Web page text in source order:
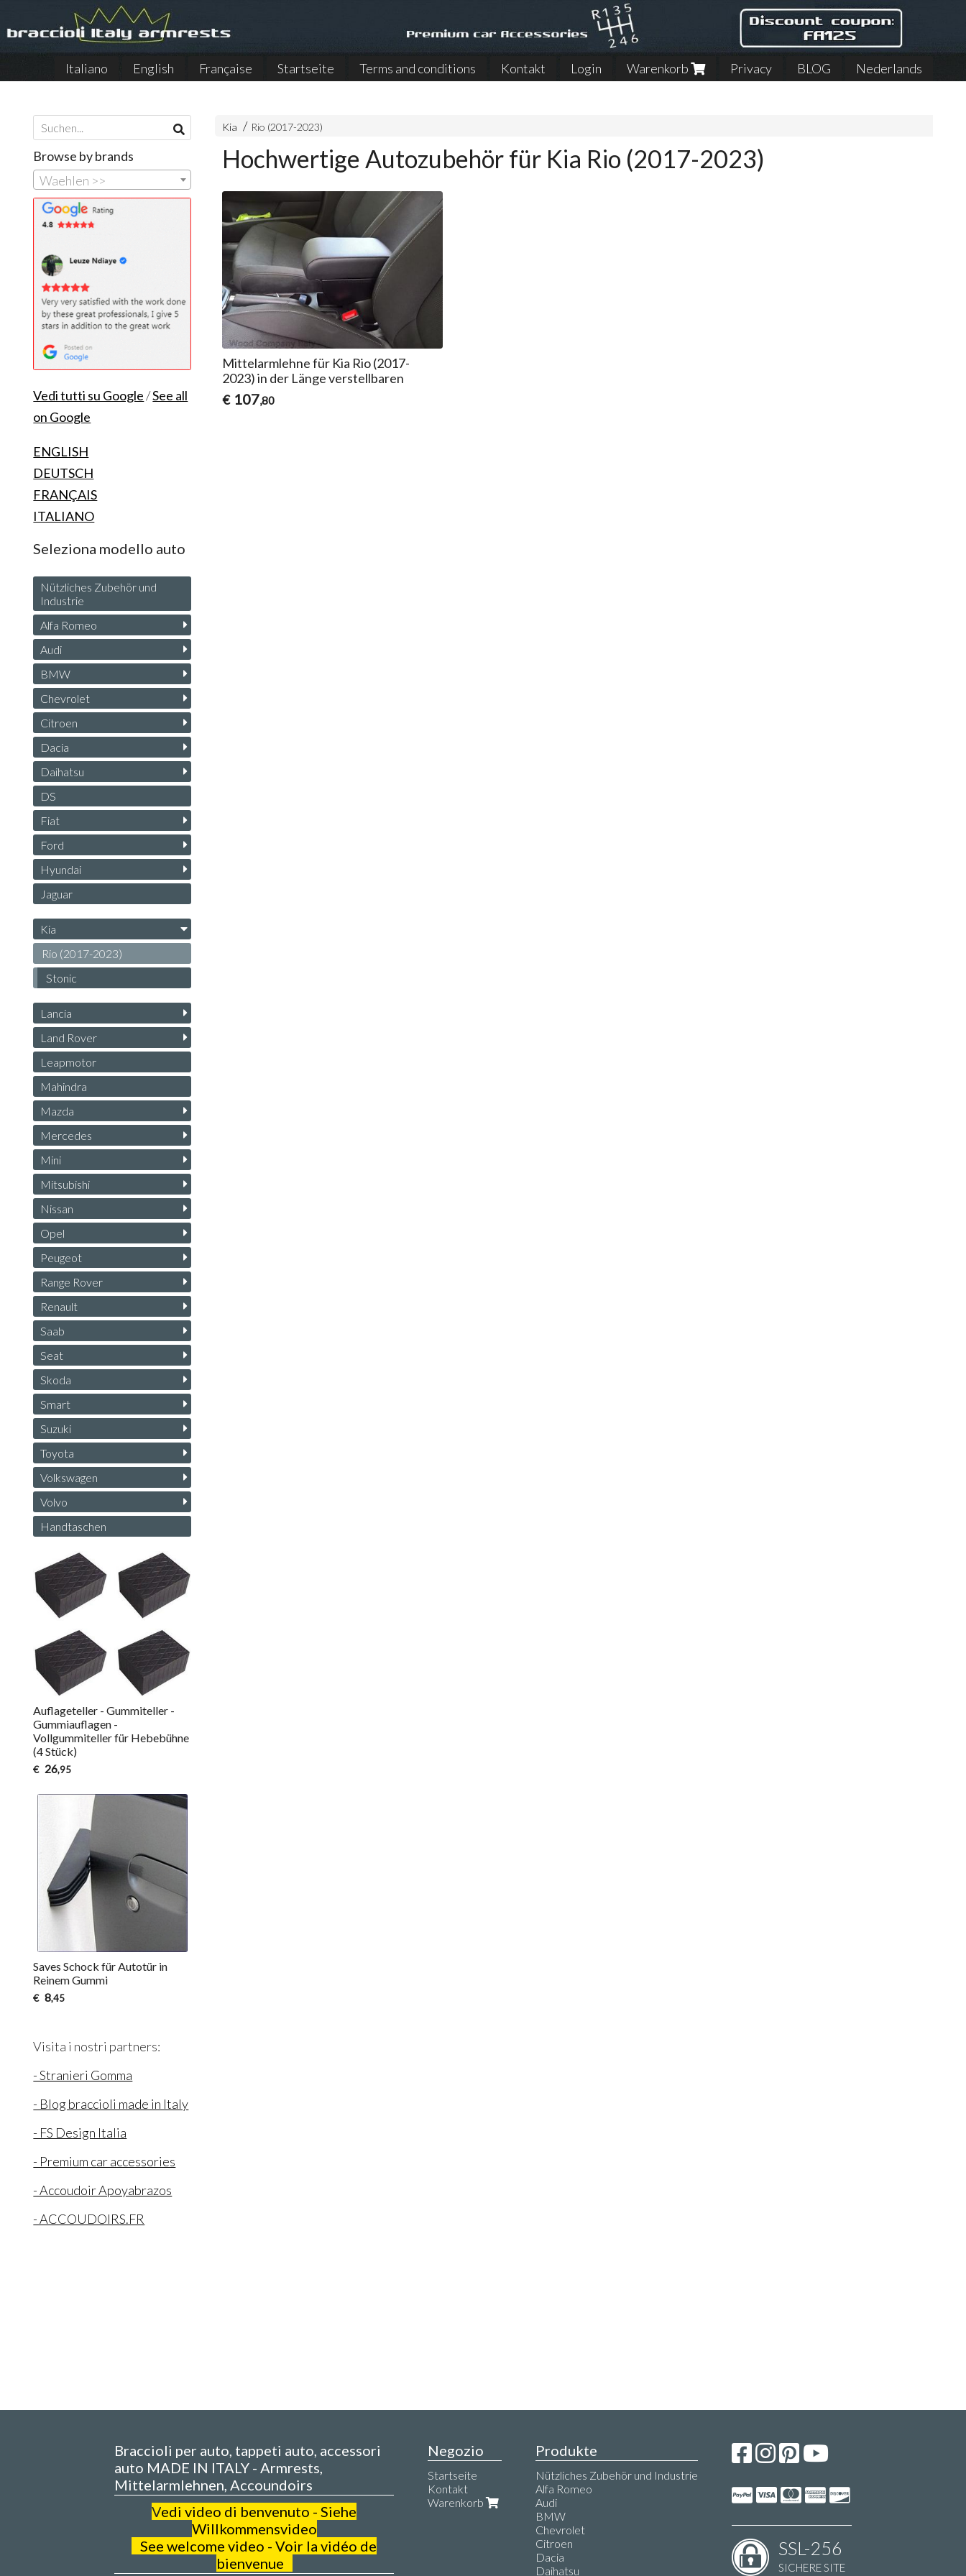
Italiano English Française Startseite Terms and conditions Kontakt Login Warenkorb Privacy BLOG Nederlands
Kia Rio (2017-2023)
Hochwertige Autozubehör für Kia Rio (2017-2023)
Mittelarmlehne für Kia Rio (2017-
2023) in der Länge verstellbaren
€ 107,80
Browse by brands
Waehlen >>
Vedi tutti su Google/See all
on Google
ENGLISH
DEUTSCH
FRANÇAIS
ITALIANO
Seleziona modello auto
Nützliches Zubehör und
Industrie
Alfa Romeo
Audi
BMW
Chevrolet
Citroen
Dacia
Daihatsu
DS
Fiat
Ford
Hyundai
Jaguar
Kia
Rio (2017-2023)
Stonic
Lancia
Land Rover
Leapmotor
Mahindra
Mazda
Mercedes
Mini
Mitsubishi
Nissan
Opel
Peugeot
Range Rover
Renault
Saab
Seat
Skoda
Smart
Suzuki
Toyota
Volkswagen
Volvo
Handtaschen
Auflageteller - Gummiteller -
Gummiauflagen -
Vollgummiteller für Hebebühne
(4 Stück)
€ 26,95
Saves Schock für Autotür in
Reinem Gummi
€ 8,45
Visita i nostri partners:
- Stranieri Gomma
- Blog braccioli made in Italy
- FS Design Italia
- Premium car accessories
- Accoudoir Apoyabrazos
- ACCOUDOIRS.FR
Braccioli per auto, tappeti auto, accessori
auto MADE IN ITALY - Armrests,
Mittelarmlehnen, Accoundoirs
Vedi video di benvenuto - Siehe
Willkommensvideo
See welcome video - Voir la vidéo de
bienvenue
Negozio
Startseite
Kontakt
Warenkorb
Produkte
Nützliches Zubehör und Industrie
Alfa Romeo
Audi
BMW
Chevrolet
Citroen
Dacia
Daihatsu
SSL-256
SICHERE SITE